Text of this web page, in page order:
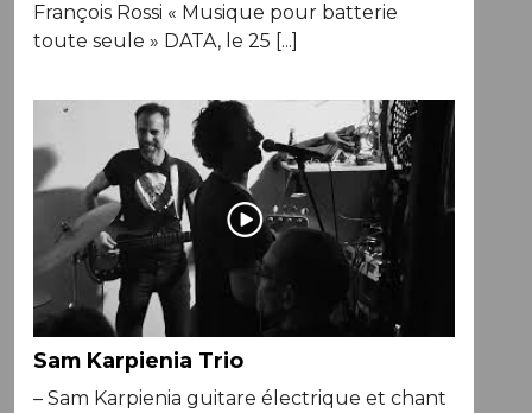
François Rossi « Musique pour batterie
toute seule » DATA, le 25 [...]
Sam Karpienia Trio
– Sam Karpienia guitare électrique et chant